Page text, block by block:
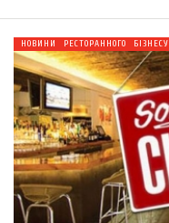
НОВИНИ РЕСТОРАННОГО БІЗНЕСУ